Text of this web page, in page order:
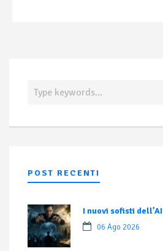
POST RECENTI
I nuovi sofisti dell’AI
06 Ago 2026